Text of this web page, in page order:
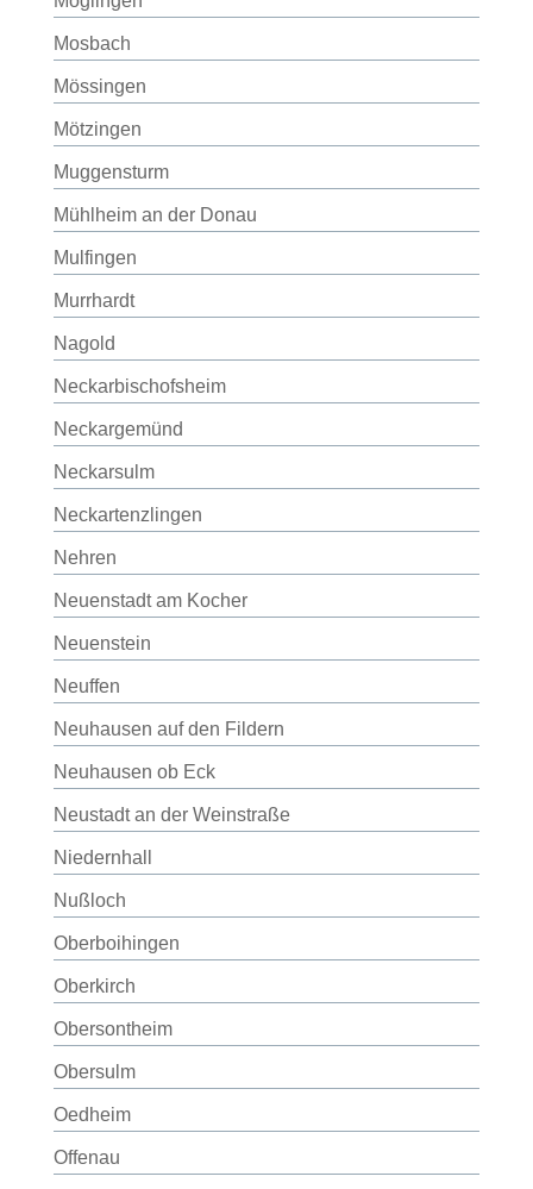
Mosbach
Mössingen
Mötzingen
Muggensturm
Mühlheim an der Donau
Mulfingen
Murrhardt
Nagold
Neckarbischofsheim
Neckargemünd
Neckarsulm
Neckartenzlingen
Nehren
Neuenstadt am Kocher
Neuenstein
Neuffen
Neuhausen auf den Fildern
Neuhausen ob Eck
Neustadt an der Weinstraße
Niedernhall
Nußloch
Oberboihingen
Oberkirch
Obersontheim
Obersulm
Oedheim
Offenau